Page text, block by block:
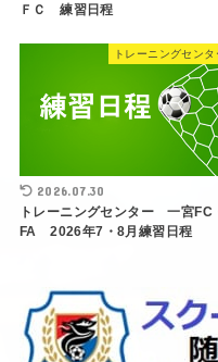
ＦＣ 練習日程
トレーニングセンタ
2026.07.30
トレーニングセンター 一宮FC
FA 2026年7・8月練習日程